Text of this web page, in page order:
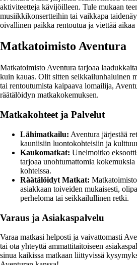
aktiviteetteja kävijöilleen. Tule mukaan
musiikkikonsertteihin tai vaikkapa
oivallinen paikka rentoutua ja viettää aikaa
Matkatoimisto Aventura
Matkatoimisto Aventura tarjoaa
kuin kauas. Olit sitten seikkailunhaluinen
tai rentoutumista kaipaava lomailija,
räätälöidyn matkakokemuksen.
Matkakohteet ja Palvelut
Lähimatkailu: Aventura järjestää
kauniisiin luontokohteisiin ja
Kaukomatkat: Unelmoitko
tarjoaa unohtumattomia
kohteissa.
Räätälöidyt Matkat:
asiakkaan toiveiden mukaisesti,
perheloma tai seikkailullinen retki.
Varaus ja Asiakaspalvelu
Varaa matkasi helposti ja vaivattomasti
tai ota yhteyttä ammattitaitoiseen
sinua kaikissa matkaan liittyvissä